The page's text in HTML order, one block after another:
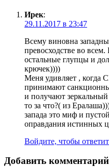
Ирек:
29.11.2017 в 23:47
Всему виновна
превосходстве во
остальные глупцы и
крючек))))
Меня удивляет ,
принимают
и получают
то за что?( из
запада это миф и
оправдания истинных
Войдите, чтобы
Добавить комментарий